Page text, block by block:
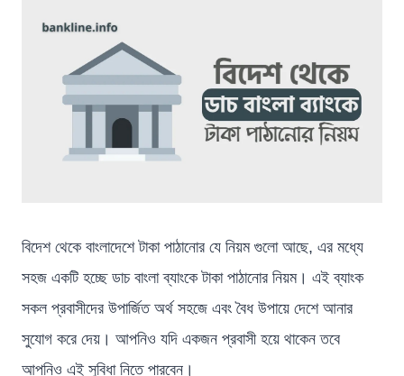
বিদেশ থেকে বাংলাদেশে টাকা পাঠানোর যে নিয়ম গুলো আছে, এর মধ্যে
সহজ একটি হচ্ছে ডাচ বাংলা ব্যাংকে টাকা পাঠানোর নিয়ম। এই ব্যাংক
সকল প্রবাসীদের উপার্জিত অর্থ সহজে এবং বৈধ উপায়ে দেশে আনার
সুযোগ করে দেয়। আপনিও যদি একজন প্রবাসী হয়ে থাকেন তবে
আপনিও এই সুবিধা নিতে পারবেন।